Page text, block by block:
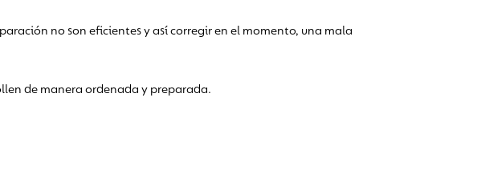
no son eficientes y así corregir en el momento, una mala
de manera ordenada y preparada.